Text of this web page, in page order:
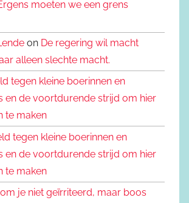
moeten we een grens
on De regering wil macht
alleen slechte macht.
tegen kleine boerinnen en
en de voortdurende strijd om hier
te maken
tegen kleine boerinnen en
en de voortdurende strijd om hier
te maken
je niet geïrriteerd, maar boos